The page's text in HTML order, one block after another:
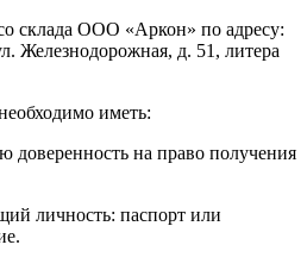
склада ООО «Аркон» по адресу:
Железнодорожная, д. 51, литера
иметь:
доверенность на право получения
личность: паспорт или